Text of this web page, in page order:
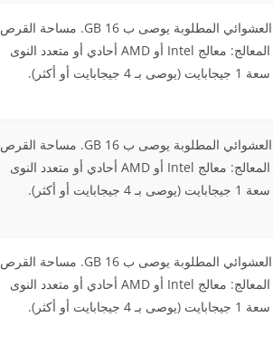
نظام التشغيل: Windows 10 64-bit الذاكرة العشوائية RAM: يحتاج 8 غيغابايت من ذاكرة الوصول العشوائي المطلوبة يوصى ب 16 GB. مساحة القرص
الصلب: 30 جيجابايت مساحة خالية على القرص (مساحة إضافية مطلوبة للتثبيت وملفات المشروع) المعالج: معالج Intel أو AMD أحادي أو متعدد النوى
بسرعة 2.5 GHz أو أعلى. كرت الشاشة: بطاقة رسومات قادرة على DirectX® 11 مع ذاكرة GPU سعة 1 جيجابايت (يوصى بـ 4 جيجابايت أو أكثر).
نظام التشغيل: Windows 10 64-bit الذاكرة العشوائية RAM: يحتاج 8 غيغابايت من ذاكرة الوصول العشوائي المطلوبة يوصى ب 16 GB. مساحة القرص
الصلب: 30 جيجابايت مساحة خالية على القرص (مساحة إضافية مطلوبة للتثبيت وملفات المشروع) المعالج: معالج Intel أو AMD أحادي أو متعدد النوى
بسرعة 2.5 GHz أو أعلى. كرت الشاشة: بطاقة رسومات قادرة على DirectX® 11 مع ذاكرة GPU سعة 1 جيجابايت (يوصى بـ 4 جيجابايت أو أكثر).
نظام التشغيل: Windows 10 64-bit الذاكرة العشوائية RAM: يحتاج 8 غيغابايت من ذاكرة الوصول العشوائي المطلوبة يوصى ب 16 GB. مساحة القرص
الصلب: 30 جيجابايت مساحة خالية على القرص (مساحة إضافية مطلوبة للتثبيت وملفات المشروع) المعالج: معالج Intel أو AMD أحادي أو متعدد النوى
بسرعة 2.5 GHz أو أعلى. كرت الشاشة: بطاقة رسومات قادرة على DirectX® 11 مع ذاكرة GPU سعة 1 جيجابايت (يوصى بـ 4 جيجابايت أو أكثر).